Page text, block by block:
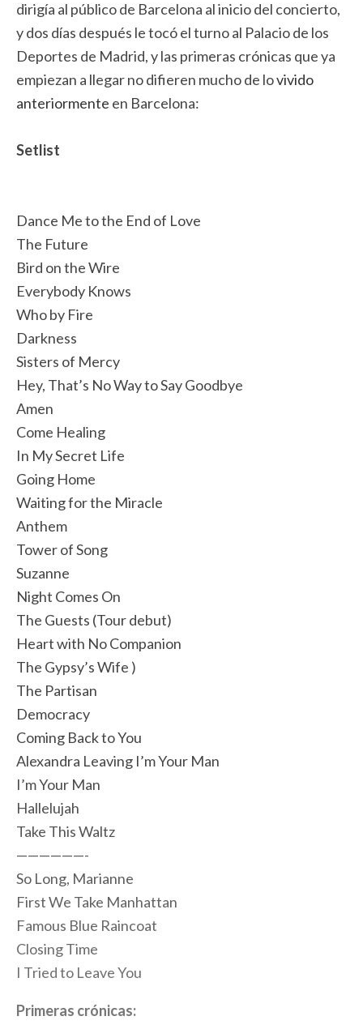
dirigía al público de Barcelona al inicio del concierto,
y dos días después le tocó el turno al Palacio de los
Deportes de Madrid, y las primeras crónicas que ya
empiezan a llegar no difieren mucho de lovivido
anteriormente en Barcelona:
Setlist
Dance Me to the End of Love
The Future
Bird on the Wire
Everybody Knows
Who by Fire
Darkness
Sisters of Mercy
Hey, That’s No Way to Say Goodbye
Amen
Come Healing
In My Secret Life
Going Home
Waiting for the Miracle
Anthem
Tower of Song
Suzanne
Night Comes On
The Guests (Tour debut)
Heart with No Companion
The Gypsy’s Wife )
The Partisan
Democracy
Coming Back to You
Alexandra Leaving I’m Your Man
I’m Your Man
Hallelujah
Take This Waltz
——————-
So Long, Marianne
First We Take Manhattan
Famous Blue Raincoat
Closing Time
I Tried to Leave You
Primeras crónicas: